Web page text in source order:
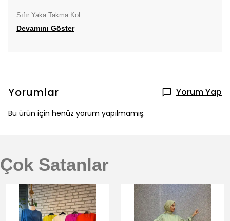
Sıfır Yaka Takma Kol
Devamını Göster
Yorumlar Yorum Yap
Bu ürün için henüz yorum yapılmamış.
Çok Satanlar